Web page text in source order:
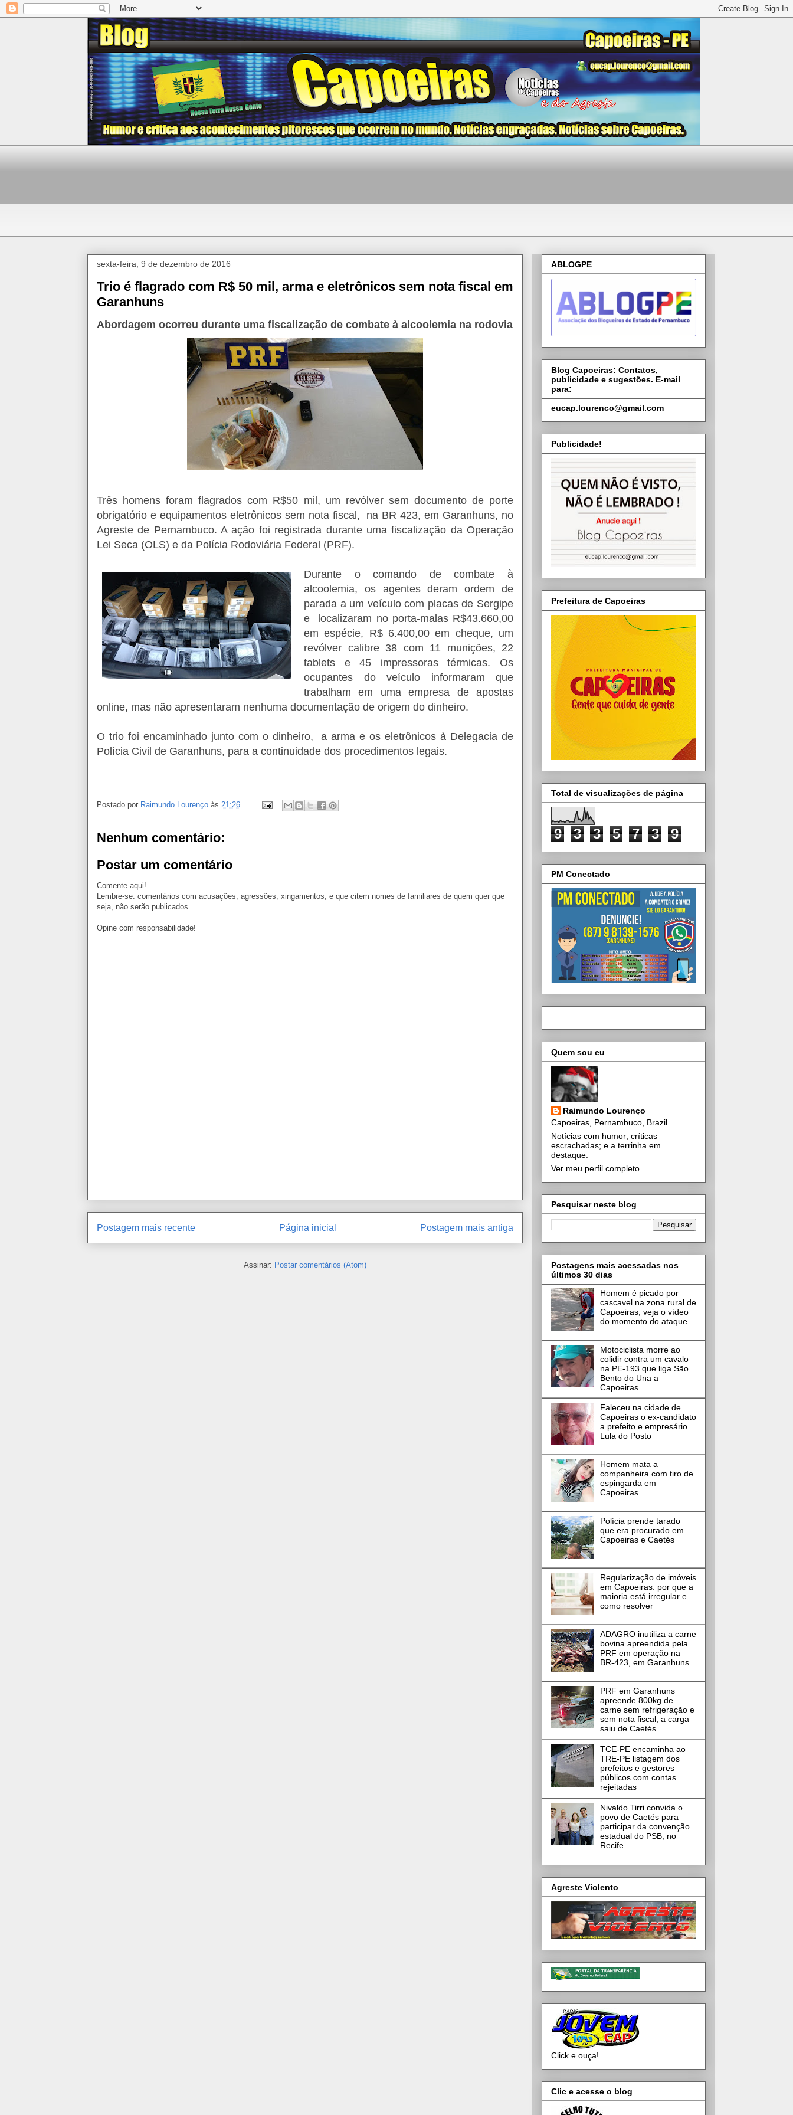
sexta-feira, 9 de dezembro de 2016
Trio é flagrado com R$ 50 mil, arma e eletrônicos sem nota fiscal em
Garanhuns
Abordagem ocorreu durante uma fiscalização de combate à alcoolemia na rodovia
Três homens foram flagrados com R$50 mil, um revólver sem documento de porte
obrigatório e equipamentos eletrônicos sem nota fiscal, na BR 423, em Garanhuns, no
Agreste de Pernambuco. A ação foi registrada durante uma fiscalização da Operação
Lei Seca (OLS) e da Polícia Rodoviária Federal (PRF).
Durante o comando de combate à
alcoolemia, os agentes deram ordem de
parada a um veículo com placas de Sergipe
e localizaram no porta-malas R$43.660,00
em espécie, R$ 6.400,00 em cheque, um
revólver calibre 38 com 11 munições, 22
tablets e 45 impressoras térmicas. Os
ocupantes do veículo informaram que
trabalham em uma empresa de apostas
online, mas não apresentaram nenhuma documentação de origem do dinheiro.
O trio foi encaminhado junto com o dinheiro, a arma e os eletrônicos à Delegacia de
Polícia Civil de Garanhuns, para a continuidade dos procedimentos legais.
Postado por Raimundo Lourenço às 21:26
Nenhum comentário:
Postar um comentário
Comente aqui!
Lembre-se: comentários com acusações, agressões, xingamentos, e que citem nomes de familiares de quem quer que
seja, não serão publicados.
Opine com responsabilidade!
Postagem mais recente Postagem mais antiga
Página inicial
Assinar: Postar comentários (Atom)
ABLOGPE
Blog Capoeiras: Contatos,
publicidade e sugestões. E-mail
para:
eucap.lourenco@gmail.com
Publicidade!
Prefeitura de Capoeiras
Total de visualizações de página
9 3 3 5 7 3 9
PM Conectado
Quem sou eu
Raimundo Lourenço
Capoeiras, Pernambuco, Brazil
Notícias com humor; críticas
escrachadas; e a terrinha em
destaque.
Ver meu perfil completo
Pesquisar neste blog
Postagens mais acessadas nos
últimos 30 dias
Homem é picado por
cascavel na zona rural de
Capoeiras; veja o vídeo
do momento do ataque
Motociclista morre ao
colidir contra um cavalo
na PE-193 que liga São
Bento do Una a
Capoeiras
Faleceu na cidade de
Capoeiras o ex-candidato
a prefeito e empresário
Lula do Posto
Homem mata a
companheira com tiro de
espingarda em
Capoeiras
Polícia prende tarado
que era procurado em
Capoeiras e Caetés
Regularização de imóveis
em Capoeiras: por que a
maioria está irregular e
como resolver
ADAGRO inutiliza a carne
bovina apreendida pela
PRF em operação na
BR-423, em Garanhuns
PRF em Garanhuns
apreende 800kg de
carne sem refrigeração e
sem nota fiscal; a carga
saiu de Caetés
TCE-PE encaminha ao
TRE-PE listagem dos
prefeitos e gestores
públicos com contas
rejeitadas
Nivaldo Tirri convida o
povo de Caetés para
participar da convenção
estadual do PSB, no
Recife
Agreste Violento
Click e ouça!
Clic e acesse o blog